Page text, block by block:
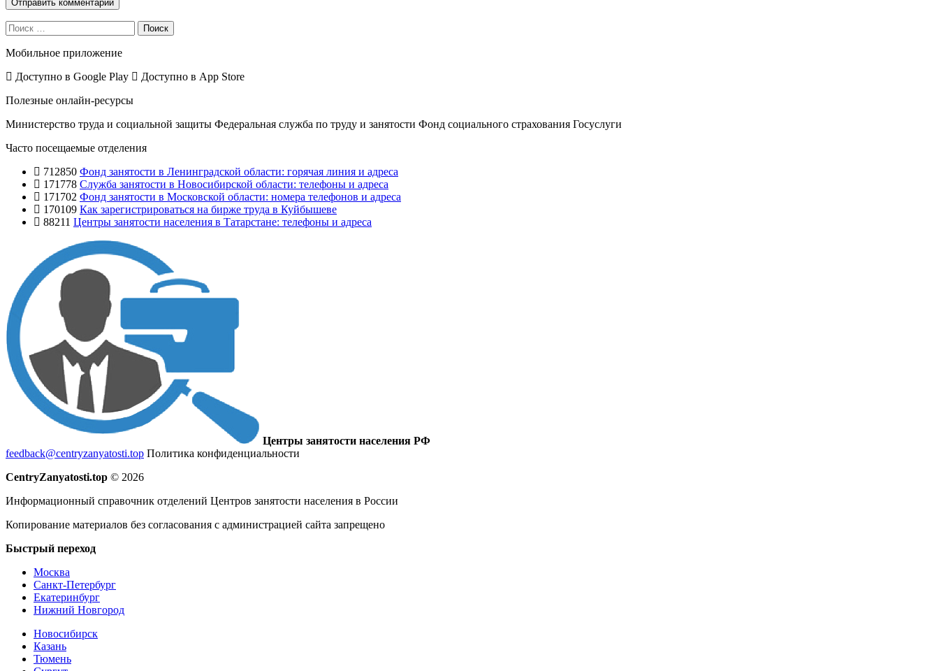
Поиск
Мобильное приложение
Доступно в Google Play Доступно в App Store
Полезные онлайн-ресурсы
Министерство труда и социальной защиты Федеральная служба по труду и занятости Фонд социального страхования Госуслуги
Часто посещаемые отделения
712850 Фонд занятости в Ленинградской области: горячая линия и адреса
171778 Служба занятости в Новосибирской области: телефоны и адреса
171702 Фонд занятости в Московской области: номера телефонов и адреса
170109 Как зарегистрироваться на бирже труда в Куйбышеве
88211 Центры занятости населения в Татарстане: телефоны и адреса
Центры занятости населения РФ
feedback@centryzanyatosti.top Политика конфиденциальности
CentryZanyatosti.top © 2026
Информационный справочник отделений Центров занятости населения в России
Копирование материалов без согласования с администрацией сайта запрещено
Быстрый переход
Москва
Санкт-Петербург
Екатеринбург
Нижний Новгород
Новосибирск
Казань
Тюмень